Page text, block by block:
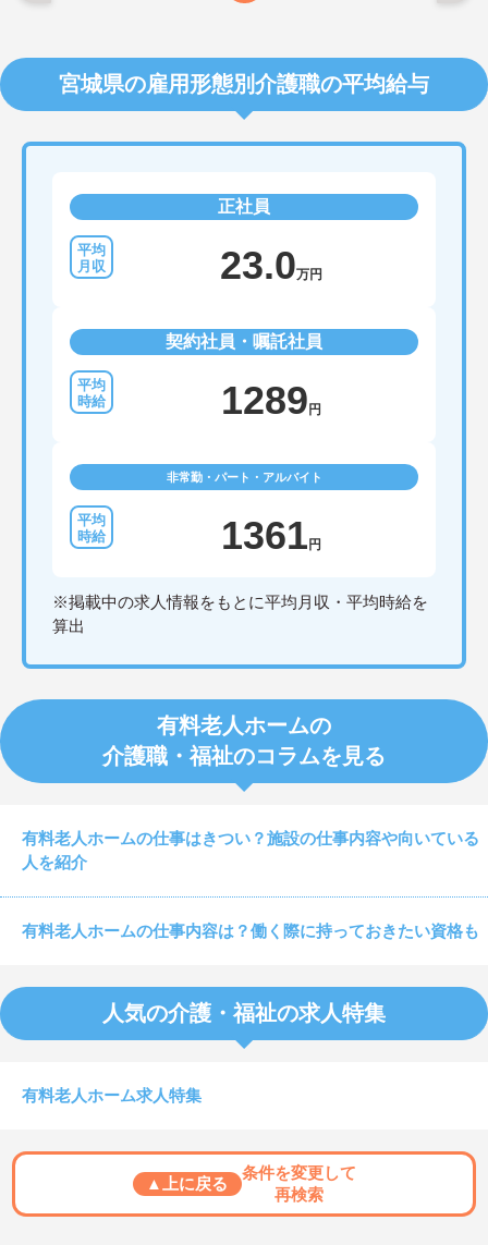
宮城県の雇用形態別介護職の平均給与
正社員
23.0万円
契約社員・嘱託社員
1289 円
非常勤・パート・アルバイト
1361 円
※掲載中の求人情報をもとに平均月収・平均時給を
算出
有料老人ホームの
介護職・福祉のコラムを見る
有料老人ホームの仕事はきつい？施設の仕事内容や向いている
人を紹介
有料老人ホームの仕事内容は？働く際に持っておきたい資格も
人気の介護・福祉の求人特集
有料老人ホーム求人特集
▲上に戻る
条件を変更して
再検索